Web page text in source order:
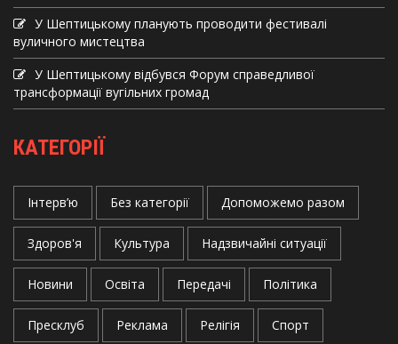
У Шептицькому планують проводити фестивалі
вуличного мистецтва
У Шептицькому відбувся Форум справедливої
трансформації вугільних громад
КАТЕГОРІЇ
Інтерв’ю Без категорії Допоможемо разом
Здоров'я Культура Надзвичайні ситуації
Новини Освіта Передачі Політика
Пресклуб Реклама Релігія Спорт